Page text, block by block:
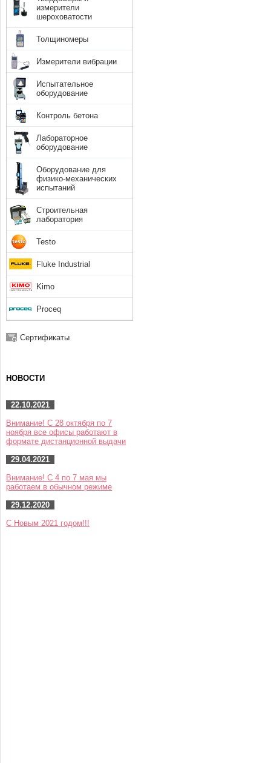
измерители
шероховатости
Толщиномеры
Измерители вибрации
Испытательное
оборудование
Контроль бетона
Лабораторное
оборудование
Оборудование для
физико-механических
испытаний
Строительная
лаборатория
Testo
Fluke Industrial
Kimo
Proceq
Сертификаты
НОВОСТИ
22.10.2021
Внимание! С 28 октября по 7
ноября все офисы работают в
формате дистанционной выдачи
29.04.2021
Внимание! С 4 по 7 мая мы
работаем в обычном режиме
29.12.2020
С Новым 2021 годом!!!